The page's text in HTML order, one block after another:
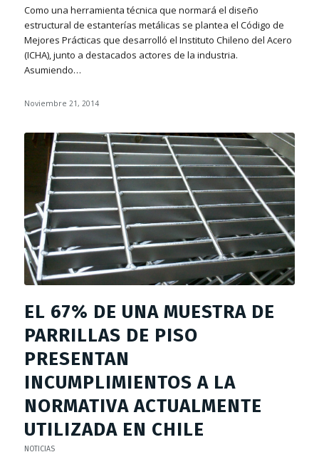
Como una herramienta técnica que normará el diseño
estructural de estanterías metálicas se plantea el Código de
Mejores Prácticas que desarrolló el Instituto Chileno del Acero
(ICHA), junto a destacados actores de la industria.
Asumiendo…
Noviembre 21, 2014
EL 67% DE UNA MUESTRA DE
PARRILLAS DE PISO
PRESENTAN
INCUMPLIMIENTOS A LA
NORMATIVA ACTUALMENTE
UTILIZADA EN CHILE
NOTICIAS